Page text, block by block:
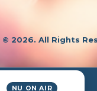
© 2026. All Rights
NU ON AIR